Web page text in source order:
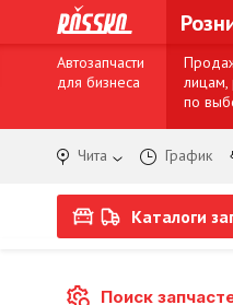
Автозапчасти
для бизнеса
лицам,
по
Чита График
Каталоги
Поиск